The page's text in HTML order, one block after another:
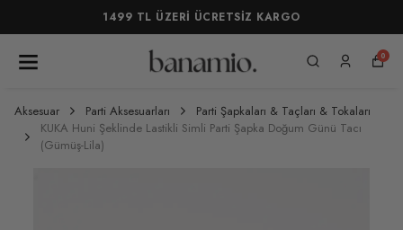
1499 TL ÜZERİ ÜCRETSİZ KARGO
0
Aksesuar Parti Aksesuarları
Parti Şapkaları & Taçları & Tokaları
KUKA Huni Şeklinde Lastikli Simli Parti Şapka Doğum Günü Tacı
(Gümüş-Lila)